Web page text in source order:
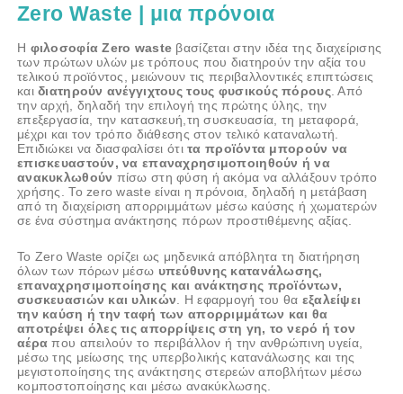
Zero Waste | μια πρόνοια
Η φιλοσοφία Zero waste βασίζεται στην ιδέα της διαχείρισης
των πρώτων υλών με τρόπους που διατηρούν την αξία του
τελικού προϊόντος, μειώνουν τις περιβαλλοντικές επιπτώσεις
καιδιατηρούν ανέγγιχτους τους φυσικούς πόρους. Από
την αρχή, δηλαδή την επιλογή της πρώτης ύλης, την
επεξεργασία, την κατασκευή,τη συσκευασία, τη μεταφορά,
μέχρι και τον τρόπο διάθεσης στον τελικό καταναλωτή.
Επιδιώκει να διασφαλίσει ότιτα προϊόντα μπορούν να
επισκευαστούν, να επαναχρησιμοποιηθούν ή να
ανακυκλωθούν πίσω στη φύση ή ακόμα να αλλάξουν τρόπο
χρήσης. Το zero waste είναι η πρόνοια, δηλαδή η μετάβαση
από τη διαχείριση απορριμμάτων μέσω καύσης ή χωματερών
σε ένα σύστημα ανάκτησης πόρων προστιθέμενης αξίας.
Το Zero Waste ορίζει ως μηδενικά απόβλητα τη διατήρηση
όλων των πόρων μέσω υπεύθυνης κατανάλωσης,
επαναχρησιμοποίησης και ανάκτησης προϊόντων,
συσκευασιών και υλικών . Η εφαρμογή του θα εξαλείψει
την καύση ή την ταφή των απορριμμάτων και θα
αποτρέψει όλες τις απορρίψεις στη γη, το νερό ή τον
αέραπου απειλούν το περιβάλλον ή την ανθρώπινη υγεία,
μέσω της μείωσης της υπερβολικής κατανάλωσης και της
μεγιστοποίησης της ανάκτησης στερεών αποβλήτων μέσω
κομποστοποίησης και μέσω ανακύκλωσης.